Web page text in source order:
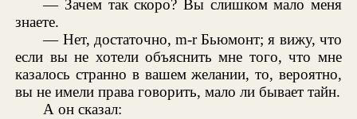
— Зачем так скоро? Вы слишком мало меня
знаете.
— Нет, достаточно, m-r Бьюмонт; я вижу, что
если вы не хотели объяснить мне того, что мне
казалось странно в вашем желании, то, вероятно,
вы не имели права говорить, мало ли бывает тайн.
А он сказал: